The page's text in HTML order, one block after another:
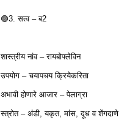
🟣3. सत्व – ब2
शास्त्रीय नांव – रायबोफ्लेविन
उपयोग – चयापचय क्रियेकरिता
अभावी होणारे आजार – पेलाग्रा
स्त्रोत – अंडी, यकृत, मांस, दूध व शेंगदाणे